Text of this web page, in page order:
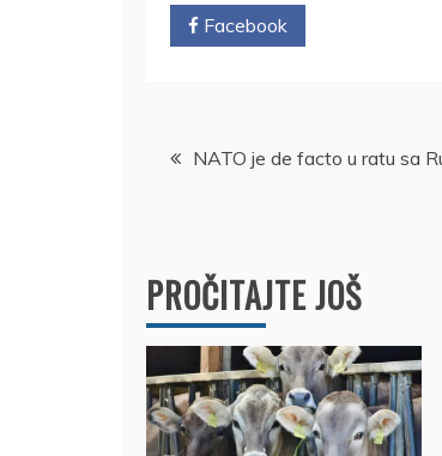
Facebook
Kretanje
NATO je de facto u ratu sa
PROČITAJTE JOŠ